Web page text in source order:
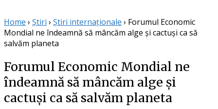
Home › Știri › Știri internaționale › Forumul Economic
Mondial ne îndeamnă să mâncăm alge și cactuși ca să
salvăm planeta
Forumul Economic Mondial ne
îndeamnă să mâncăm alge și
cactuși ca să salvăm planeta